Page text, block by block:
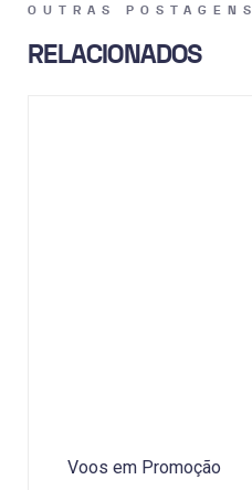
OUTRAS POSTAGENS
RELACIONADOS
Voos em Promoção